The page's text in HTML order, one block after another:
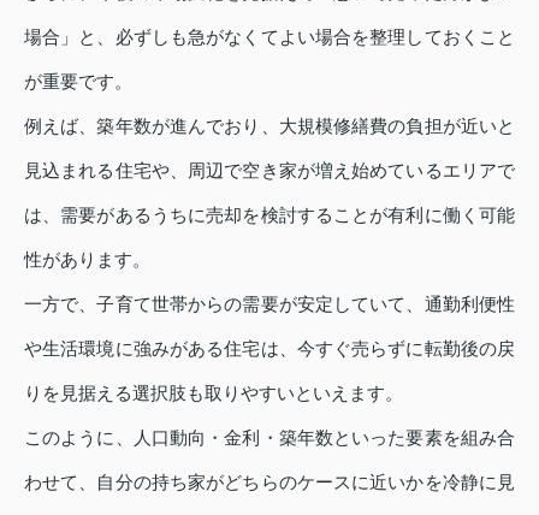
場合」と、必ずしも急がなくてよい場合を整理しておくこと
が重要です。
例えば、築年数が進んでおり、大規模修繕費の負担が近いと
見込まれる住宅や、周辺で空き家が増え始めているエリアで
は、需要があるうちに売却を検討することが有利に働く可能
性があります。
一方で、子育て世帯からの需要が安定していて、通勤利便性
や生活環境に強みがある住宅は、今すぐ売らずに転勤後の戻
りを見据える選択肢も取りやすいといえます。
このように、人口動向・金利・築年数といった要素を組み合
わせて、自分の持ち家がどちらのケースに近いかを冷静に見